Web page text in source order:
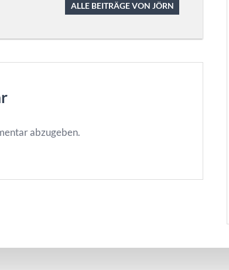
ALLE BEITRÄGE VON JÖRN
abzugeben.